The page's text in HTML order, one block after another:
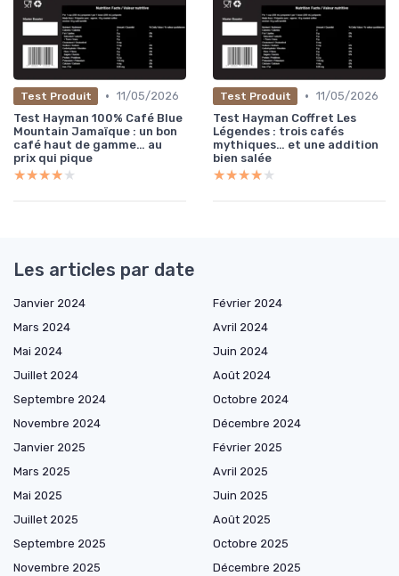
Test Produit • 11/05/2026
Test Hayman 100% Café Blue
Mountain Jamaïque : un bon
café haut de gamme… au
prix qui pique
★★★★★
★★★★★
Test Produit • 11/05/2026
Test Hayman Coffret Les
Légendes : trois cafés
mythiques… et une addition
bien salée
★★★★★
★★★★★
Les articles par date
Janvier 2024
Février 2024
Mars 2024
Avril 2024
Mai 2024
Juin 2024
Juillet 2024
Août 2024
Septembre 2024
Octobre 2024
Novembre 2024
Décembre 2024
Janvier 2025
Février 2025
Mars 2025
Avril 2025
Mai 2025
Juin 2025
Juillet 2025
Août 2025
Septembre 2025
Octobre 2025
Novembre 2025
Décembre 2025